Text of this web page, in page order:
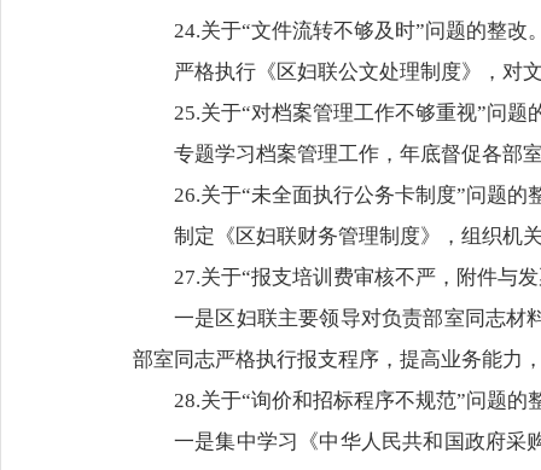
24.关于“文件流转不够及时”问题的整改
严格执行《区妇联公文处理制度》，对
25.关于“对档案管理工作不够重视”问题
专题学习档案管理工作，年底督促各部
26.关于“未全面执行公务卡制度”问题的
制定《区妇联财务管理制度》，组织机
27.关于“报支培训费审核不严，附件与
一是区妇联主要领导对负责部室同志材
部室同志严格执行报支程序，提高业务能力
28.关于“询价和招标程序不规范”问题的
一是集中学习《中华人民共和国政府采